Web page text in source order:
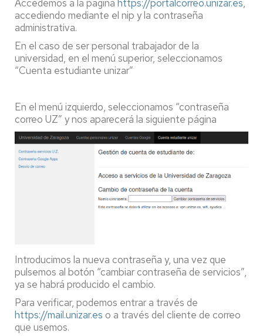
Accedemos a la pagina https://portalcorreo.unizar.es,
accediendo mediante el nip y la contraseña
administrativa.
En el caso de ser personal trabajador de la
universidad, en el menú superior, seleccionamos
“Cuenta estudiante unizar”
En el menú izquierdo, seleccionamos “contraseña
correo UZ” y nos aparecerá la siguiente página
Introducimos la nueva contraseña y, una vez que
pulsemos al botón “cambiar contraseña de servicios”,
ya se habrá producido el cambio.
Para verificar, podemos entrar a través de
https://mail.unizar.es o a través del cliente de correo
que usemos.